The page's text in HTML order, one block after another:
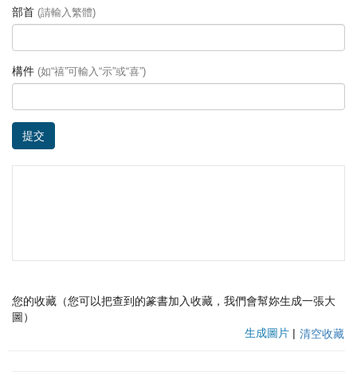
部首 (請輸入繁體)
構件 (如“禧”可輸入“示”或“喜”)
提交
您的收藏（您可以把查到的篆書加入收藏，我們會幫妳生成一張大
圖）
生成圖片 | 清空收藏